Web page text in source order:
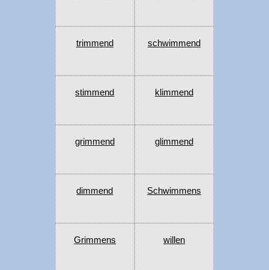
trimmend schwimmend
stimmend klimmend
grimmend glimmend
dimmend Schwimmens
Grimmens willen